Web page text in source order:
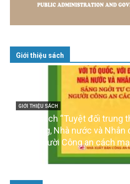
Giới thiệu sách
GIỚI THIỆU SÁCH
Cuốn sách “Tuyệt đối trung
với Đảng, Nhà nước và Nhân
cách người Công an cách